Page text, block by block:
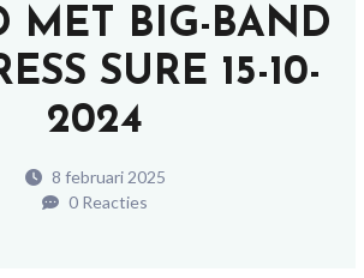
MET BIG-BAND
SURE 15-10-
2024
8 februari 2025
0 Reacties